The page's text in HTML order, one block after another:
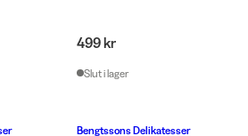
499 kr
Slut i lager
Bengtssons Delikatesser